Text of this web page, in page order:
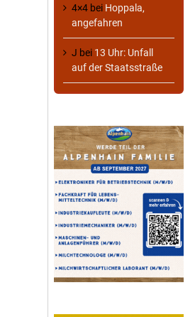
4×4 bei Hoppala,
angefahren
J bei 13 Uhr: Unfall
auf der Staatsstraße